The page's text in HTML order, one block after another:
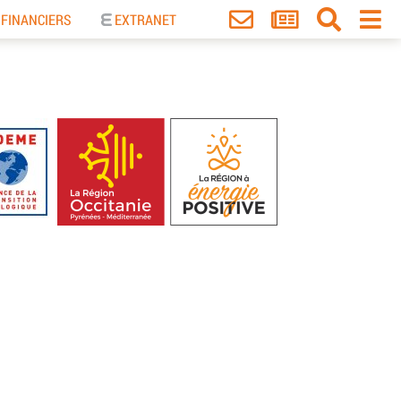
EXTRANET